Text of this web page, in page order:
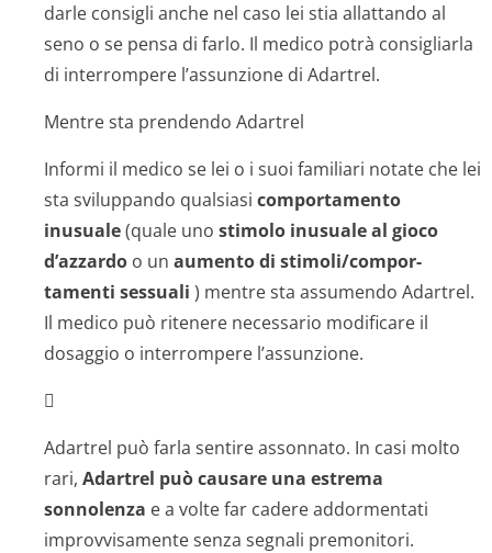
darle consigli anche nel caso lei stia allattando al
seno o se pensa di farlo. Il medico potrà consigliarla
di interrompere l’assunzione di Adartrel.
Mentre sta prendendo Adartrel
Informi il medico se lei o i suoi familiari notate che lei
sta sviluppando qualsiasi comportamento
inusuale(quale uno stimolo inusuale al gioco
d’azzardo o un aumento di stimoli/compor­
tamenti sessuali ) mentre sta assumendo Adartrel.
Il medico può ritenere necessario modificare il
dosaggio o interrompere l’assunzione.

Adartrel può farla sentire assonnato. In casi molto
rari, Adartrel può causare una estrema
sonnolenza e a volte far cadere addormentati
improvvisamente senza segnali premonitori.